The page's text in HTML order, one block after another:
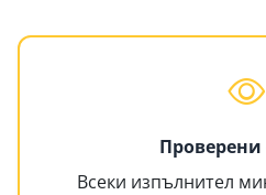
Всеки изпълнител